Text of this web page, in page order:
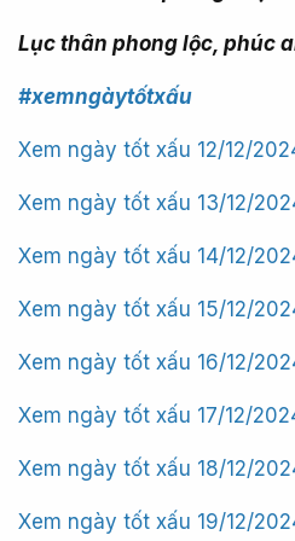
Lục thân phong lộc, phúc
#xemngàytốtxấu
Xem ngày tốt xấu 12/12/
Xem ngày tốt xấu 13/12/
Xem ngày tốt xấu 14/12/
Xem ngày tốt xấu 15/12/
Xem ngày tốt xấu 16/12/
Xem ngày tốt xấu 17/12/
Xem ngày tốt xấu 18/12/
Xem ngày tốt xấu 19/12/